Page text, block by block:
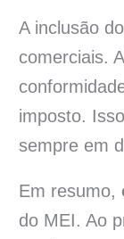
A inclusão
comerciais.
imposto.
sempre em
Em resumo,
do MEI. Ao